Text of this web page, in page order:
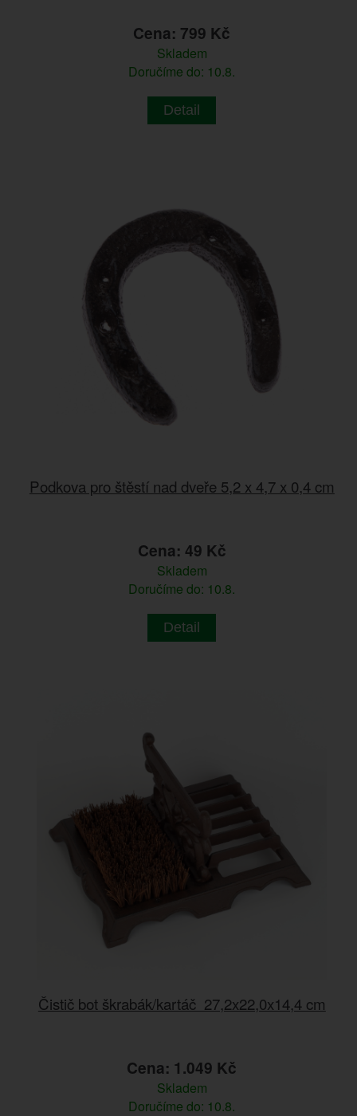
Cena: 799 Kč
Skladem
Doručíme do: 10.8.
Detail
Podkova pro štěstí nad dveře 5,2 x 4,7 x 0,4 cm
Cena: 49 Kč
Skladem
Doručíme do: 10.8.
Detail
Čistič bot škrabák/kartáč 27,2x22,0x14,4 cm
Cena: 1.049 Kč
Skladem
Doručíme do: 10.8.